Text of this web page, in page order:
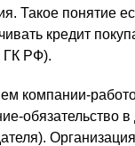
Такое понятие
кредит
ГК РФ).
компании-
обязательство